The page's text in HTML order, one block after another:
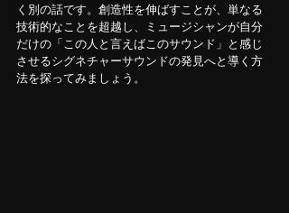
く別の話です。創造性を伸ばすことが、単なる
技術的なことを超越し、ミュージシャンが自分
だけの「この人と言えばこのサウンド」と感じ
させるシグネチャーサウンドの発見へと導く方
法を探ってみましょう。